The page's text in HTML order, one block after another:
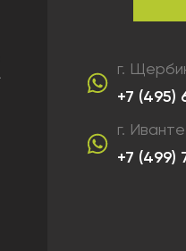
г.
+7 (495)
г.
+7 (499)